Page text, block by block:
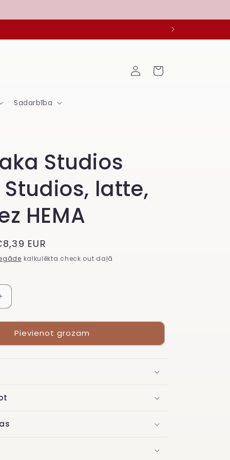
Sadarbība
Ieiet Grozs
Studios
latte,
HEMA
EUR
kalkulēkta check out daļā
Pievienot grozam